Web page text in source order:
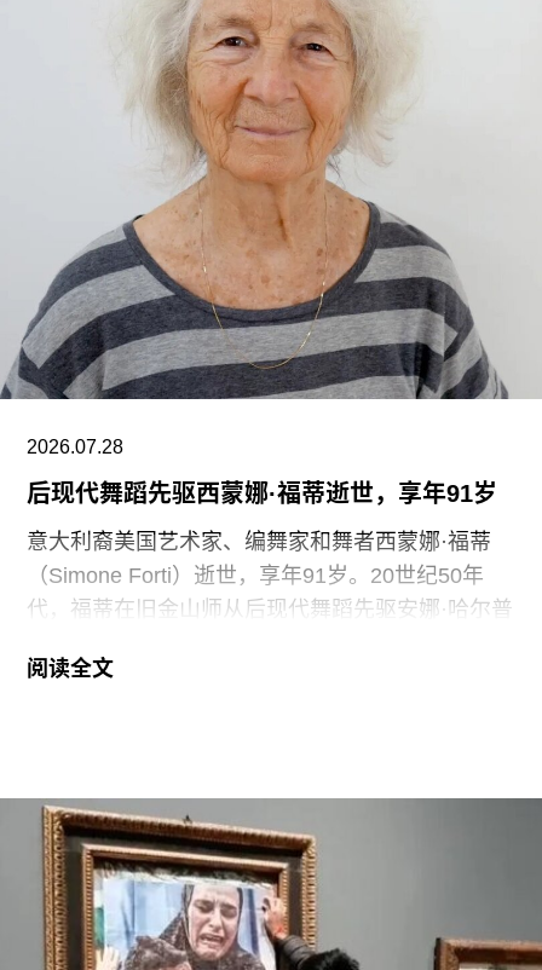
展品”项目的员工必须全程陪同调取馆藏，只有在另
一位同事到岗接替后，才能去洗手间。与他们服务
的公众一样，这些员工也不允许将食物或饮料带入
主展厅或储藏区。
“这种展示我们文化遗产的创新模式，竟是由那些连
上厕所或喝口水都得不到充分保障的员工来实现
的，”Prospect工会秘书长迈克·克兰西（Mike
Clancy）告诉《卫报》。“如果参观者得知，工会一
直反对的那些存在于亚马逊等企业的劳动实践，竟
然也存在于一家国际知名的文化机构时，他们一定
会感到震惊。”
V&A东馆典藏库的员工正在争取两次各15分钟的带
薪休息时间。工会成员还要求V&A在一年内获得“伦
2026.07.28
后现代舞蹈先驱西蒙娜·福蒂逝世，享年91岁
意大利裔美国艺术家、编舞家和舞者西蒙娜·福蒂
（Simone Forti）逝世，享年91岁。20世纪50年
代，福蒂在旧金山师从后现代舞蹈先驱安娜·哈尔普
品系列“舞蹈构造”（Dance Constructions）迅速崭
顿（Steve Paxton）产生了深远影响，促使两人共
同创立了贾德森舞蹈剧院（Judson Dance
Theater），其成员在此后十年间重塑了现代舞的
发展轨迹。多年后，帕克斯顿曾写道：“福蒂这组激
进的作品，就像一颗投入平静池塘中的石子，激起
阅读全文